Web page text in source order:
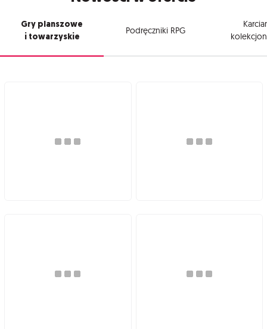
Gry planszowe
i towarzyskie
Podręczniki RPG